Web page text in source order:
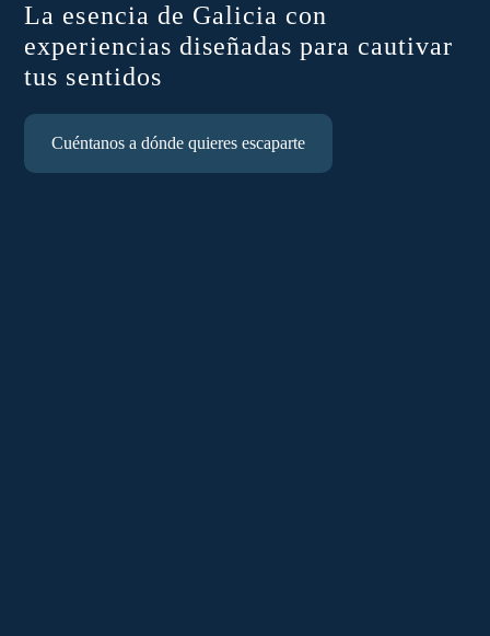
La esencia de Galicia con
experiencias diseñadas para cautivar
tus sentidos
Cuéntanos a dónde quieres escaparte